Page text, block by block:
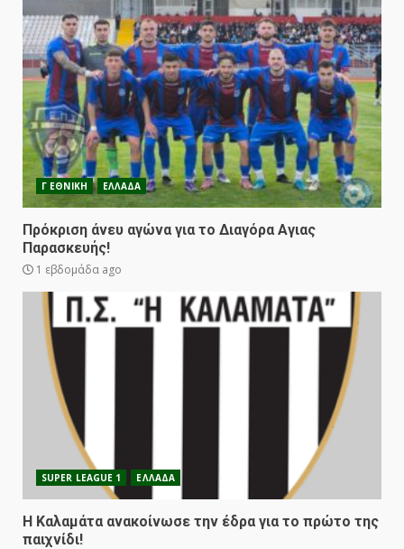
Γ ΕΘΝΙΚΗ ΕΛΛΑΔΑ
Πρόκριση άνευ αγώνα για το Διαγόρα Αγιας
Παρασκευής!
1 εβδομάδα ago
SUPER LEAGUE 1 ΕΛΛΑΔΑ
Η Καλαμάτα ανακοίνωσε την έδρα για το πρώτο της
παιχνίδι!